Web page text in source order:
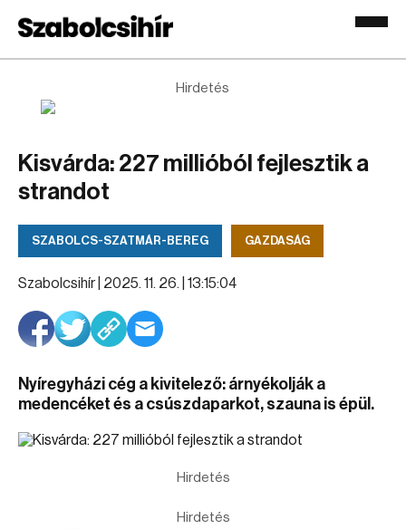
Hirdetés
Kisvárda: 227 millióból fejlesztik a
strandot
SZABOLCS-SZATMÁR-BEREG GAZDASÁG
Szabolcsihír | 2025. 11. 26. | 13:15:04
Nyíregyházi cég a kivitelező: árnyékolják a
medencéket és a csúszdaparkot, szauna is épül.
Hirdetés
Hirdetés